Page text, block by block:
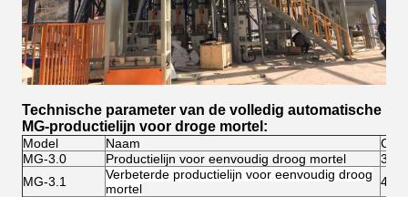
Technische parameter van de volledig automatische
MG-productielijn voor droge mortel:
Model Naam
MG-3.0
Productielijn voor eenvoudig droog mortel
3T/H
MG-3.1
Verbeterde productielijn voor eenvoudig droog
mortel
4-